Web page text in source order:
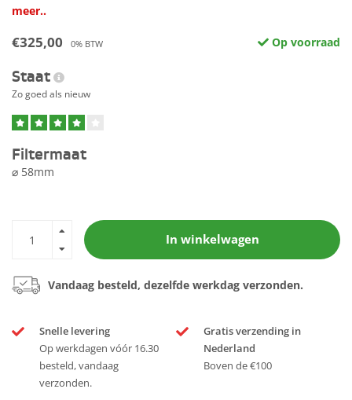
meer..
€325,00 0% BTW Op voorraad
Staat
Zo goed als nieuw
Filtermaat
⌀ 58mm
In winkelwagen
Vandaag besteld, dezelfde werkdag verzonden.
Snelle levering
Op werkdagen vóór 16.30
besteld, vandaag
verzonden.
Gratis verzending in
Nederland
Boven de €100